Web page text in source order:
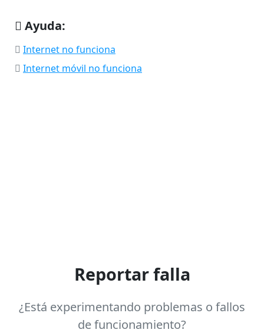
Ayuda:
Internet no funciona
Internet móvil no funciona
Reportar falla
¿Está experimentando problemas o fallos
de funcionamiento?